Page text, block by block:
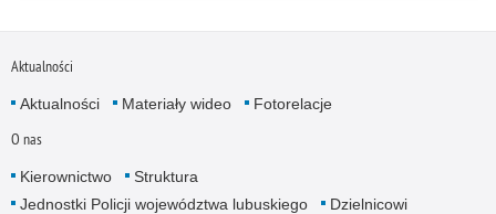
Aktualności
Aktualności Materiały wideo Fotorelacje
O nas
Kierownictwo
Struktura
Jednostki Policji województwa lubuskiego
Dzielnicowi